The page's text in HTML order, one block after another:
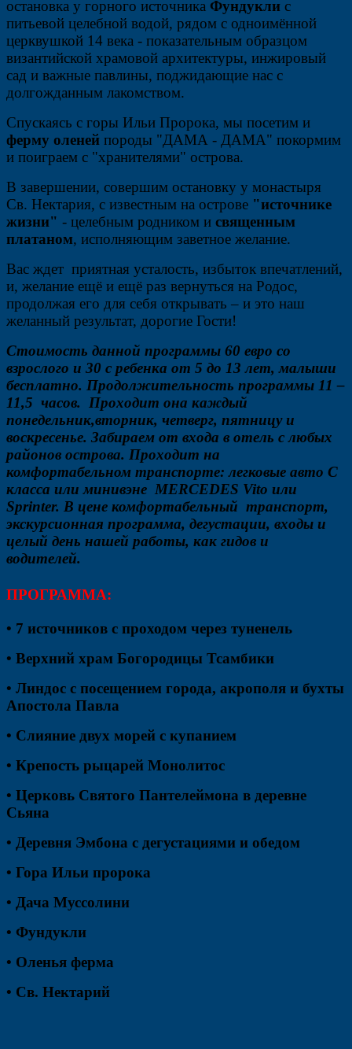
остановка у горного источника Фундукли с
питьевой целебной водой, рядом с одноимённой
церквушкой 14 века - показательным образцом
византийской храмовой архитектуры, инжировый
сад и важные павлины, поджидающие нас с
долгожданным лакомством.
Спускаясь с горы Ильи Пророка, мы посетим и
ферму оленей породы "ДАМА - ДАМА" покормим
и поиграем с "хранителями" острова.
В завершении, совершим остановку у монастыря
Св. Нектария, с известным на острове "источнике
жизни" - целебным родником и священным
платаном, исполняющим заветное желание.
Вас ждет приятная усталость, избыток впечатлений,
и, желание ещё и ещё раз вернуться на Родос,
продолжая его для себя открывать – и это наш
желанный результат, дорогие Гости!
Стоимость данной программы 60 евро со
взрослого и 30 с ребенка от 5 до 13 лет, малыши
бесплатно. Продолжительность программы 11 –
11,5 часов. Проходит она каждый
понедельник,вторник, четверг, пятницу и
воскресенье. Забираем от входа в отель с любых
районов острова. Проходит на
комфортабельном транспорте: легковые авто С
класса или минивэне MERCEDES Vito или
Sprinter. В цене комфортабельный транспорт,
экскурсионная программа, дегустации, входы и
целый день нашей работы, как гидов и
водителей.
ПРОГРАММА:
• 7 источников с проходом через туненель
• Верхний храм Богородицы Тсамбики
• Линдос с посещением города, акрополя и бухты
Апостола Павла
• Слияние двух морей с купанием
• Крепость рыцарей Монолитос
• Церковь Святого Пантелеймона в деревне
Сьяна
• Деревня Эмбона с дегустациями и обедом
• Гора Ильи пророка
• Дача Муссолини
• Фундукли
• Оленья ферма
• Св. Нектарий